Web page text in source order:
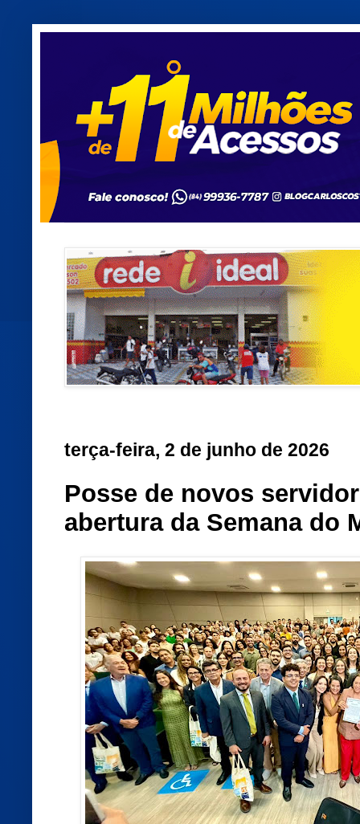
terça-feira, 2 de junho de 2026
Posse de novos
abertura da Semana do